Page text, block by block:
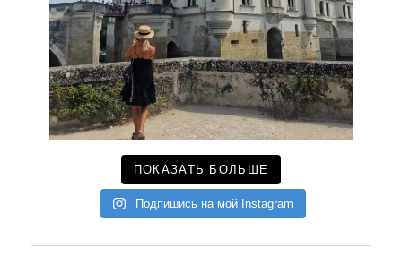
ПОКАЗАТЬ БОЛЬШЕ
Подпишись на мой Instagram